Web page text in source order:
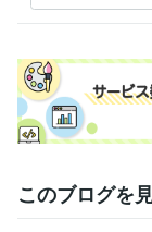
得意分野
雑談
語学力
中国語 日常会話
このブログを